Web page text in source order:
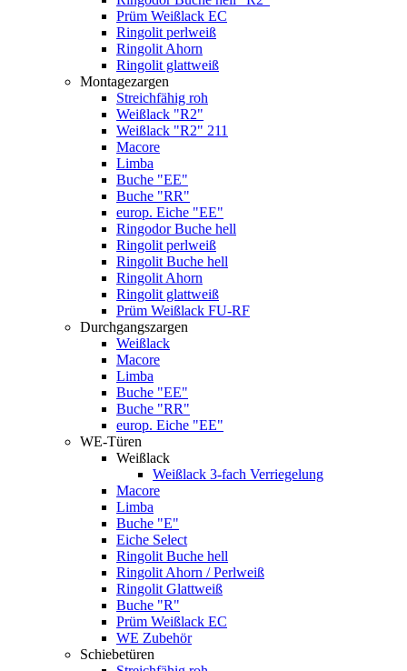
Prüm Weißlack EC
Ringolit perlweiß
Ringolit Ahorn
Ringolit glattweiß
Montagezargen
Streichfähig roh
Weißlack "R2"
Weißlack "R2" 211
Macore
Limba
Buche "EE"
Buche "RR"
europ. Eiche "EE"
Ringodor Buche hell
Ringolit perlweiß
Ringolit Buche hell
Ringolit Ahorn
Ringolit glattweiß
Prüm Weißlack FU-RF
Durchgangszargen
Weißlack
Macore
Limba
Buche "EE"
Buche "RR"
europ. Eiche "EE"
WE-Türen
Weißlack
Weißlack 3-fach Verriegelung
Macore
Limba
Buche "E"
Eiche Select
Ringolit Buche hell
Ringolit Ahorn / Perlweiß
Ringolit Glattweiß
Buche "R"
Prüm Weißlack EC
WE Zubehör
Schiebetüren